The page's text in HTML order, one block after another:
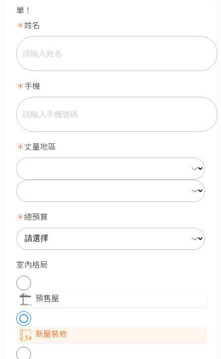
單！
姓名
手機
丈量地區
總預算
室內格局
預售屋
新屋裝修